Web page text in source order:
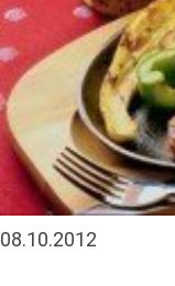
08.10.2012